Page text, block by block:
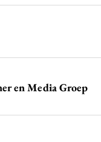
en Media Groep